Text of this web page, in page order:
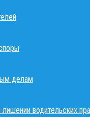
делам
водительских